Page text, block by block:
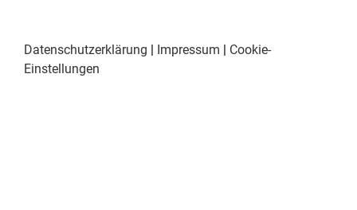
Datenschutzerklärung Impressum
Cookie-
Einstellungen